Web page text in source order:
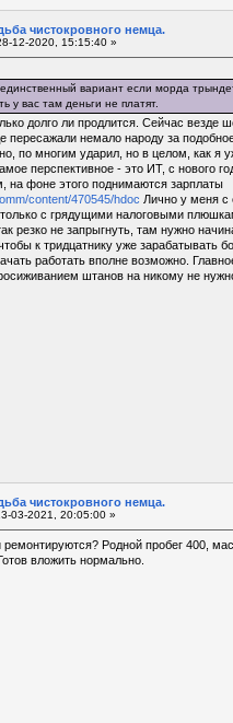
чистокровного немца.
12-2020, 15:15:40 »
вариант если морда
у вас там деньги не платят.
долго ли продлится. Сейчас везде
пересажали немало народу за
по многим ударил, но в целом, как я
перспективное - это ИТ, с нового
на фоне этого поднимаются зарплаты
content/470545/hdoc Лично у меня с
с грядущими налоговыми
резко не запрыгнуть, там нужно
к тридцатнику уже зарабатывать
работать вполне возможно.
штанов на никому не
чистокровного немца.
03-2021, 20:05:00 »
Родной пробег 400,
вложить нормально.